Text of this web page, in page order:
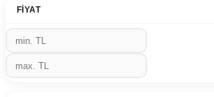
FIYAT